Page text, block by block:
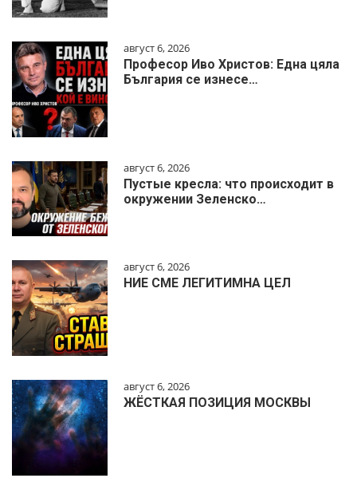
август 6, 2026
Професор Иво Христов: Една цяла
България се изнесе…
август 6, 2026
Пустые кресла: что происходит в
окружении Зеленско…
август 6, 2026
НИЕ СМЕ ЛЕГИТИМНА ЦЕЛ
август 6, 2026
ЖЁСТКАЯ ПОЗИЦИЯ МОСКВЫ